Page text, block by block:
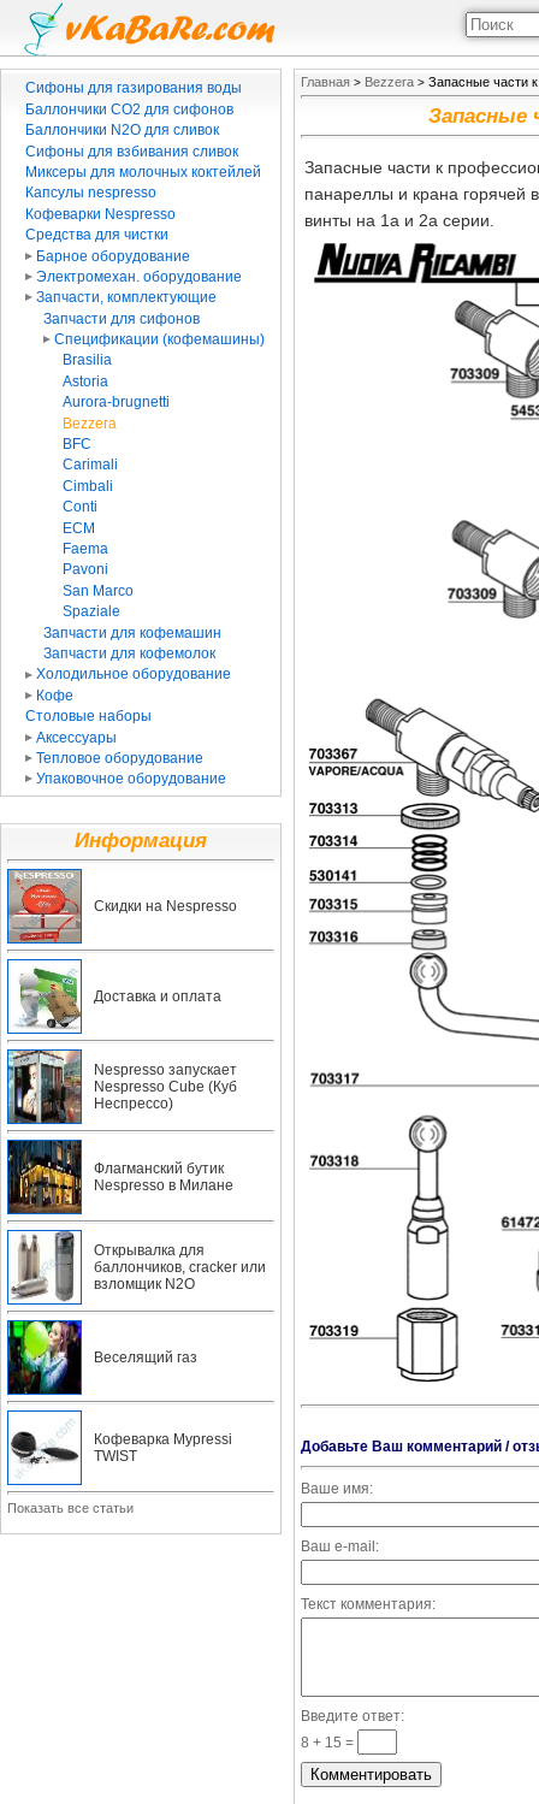
Сифоны для газирования воды
Баллончики CO2 для сифонов
Баллончики N2O для сливок
Сифоны для взбивания сливок
Миксеры для молочных коктейлей
Капсулы nespresso
Кофеварки Nespresso
Средства для чистки
Барное оборудование
Электромехан. оборудование
Запчасти, комплектующие
Запчасти для сифонов
Спецификации (кофемашины)
Brasilia
Astoria
Aurora-brugnetti
Bezzera
BFC
Carimali
Cimbali
Conti
ECM
Faema
Pavoni
San Marco
Spaziale
Запчасти для кофемашин
Запчасти для кофемолок
Холодильное оборудование
Кофе
Столовые наборы
Аксессуары
Тепловое оборудование
Упаковочное оборудование
Информация
Скидки на Nespresso
Доставка и оплата
Nespresso запускает
Nespresso Cube (Куб
Неспрессо)
Флагманский бутик
Nespresso в Милане
Открывалка для
баллончиков, cracker или
взломщик N2O
Веселящий газ
Кофеварка Mypressi
TWIST
Показать все статьи
Главная > Bezzera > Запасные части
Запасные
Запасные части к
панареллы и крана горячей
винты на 1a и 2a серии.
Добавьте Ваш комментарий /
Ваше имя:
Ваш e-mail:
Текст комментария:
Введите ответ:
8 + 15 =